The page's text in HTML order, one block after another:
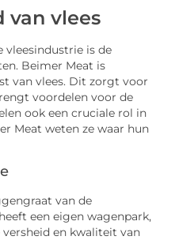
van vlees
vleesindustrie is de
Beimer Meat is
van vlees. Dit zorgt voor
voordelen voor de
ook een cruciale rol in
Meat weten ze waar hun
van de
een eigen wagenpark,
en kwaliteit van